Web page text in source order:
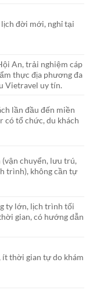
đời mới, nghỉ tại
An, trải nghiệm cáp
thực địa phương đa
Vietravel uy tín.
lần đầu đến miền
có tổ chức, du khách
(vận chuyển, lưu trú,
trình), không cần tự
ty lớn, lịch trình tối
gian, có hướng dẫn
thời gian tự do khám